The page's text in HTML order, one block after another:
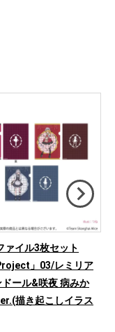
ァイル3枚セット
」03/レミリア
ール&咲夜 病みか
描き起こしイラス